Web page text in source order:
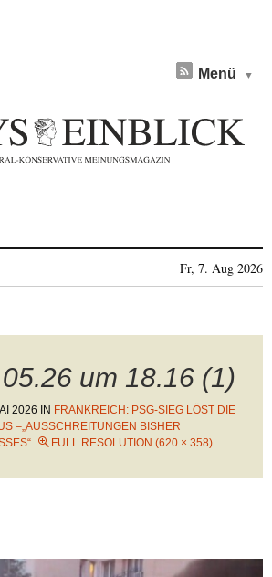
Menü
Fr, 7. Aug 2026
um 18.16 (1)
2026 IN FRANKREICH: PSG-SIEG LÖST DIE
–„AUSSCHREITUNGEN BISHER
FULL RESOLUTION (620 × 358)